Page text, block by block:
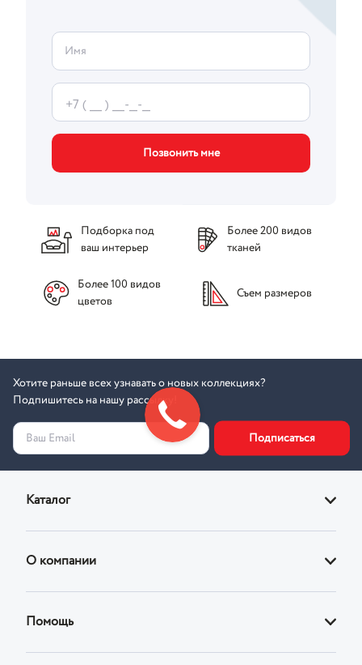
Имя
Позвонить мне
Подборка под
ваш интерьер
Более 200 видов
тканей
Более 100 видов
цветов
Съем размеров
Хотите раньше всех узнавать о новых коллекциях?
Подпишитесь на нашу рассылку!
Ваш Email Подписаться
Каталог
Кресла
Стулья
О компании
Помощь